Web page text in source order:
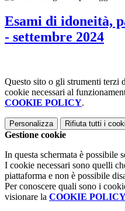
Esami di idoneità,
- settembre 2024
Questo sito o gli strumenti terzi
cookie necessari al
COOKIE POLICY.
Personalizza Rifiuta tutti i
Gestione cookie
In questa schermata è possibile
I cookie necessari sono quelli
piattaforma e non è possibile
Per conoscere quali sono i
visionare la COOKIE